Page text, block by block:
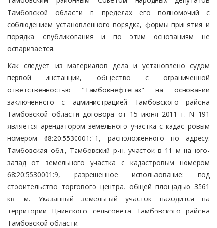
Тамбовской области в пределах его полномочий с
соблюдением установленного порядка, формы принятия и
порядка опубликования и по этим основаниям не
оспаривается.
Как следует из материалов дела и установлено судом
первой инстанции, общество с ограниченной
ответственностью "Тамбовнефтегаз" на основании
заключенного с администрацией Тамбовского района
Тамбовской области договора от 15 июня 2011 г. N 191
является арендатором земельного участка с кадастровым
номером 68:20:5530001:11, расположенного по адресу:
Тамбовская обл., Тамбовский р-н, участок в 11 м на юго-
запад от земельного участка с кадастровым номером
68:20:5530001:9, разрешенное использование: под
строительство торгового центра, общей площадью 3561
кв. м. Указанный земельный участок находится на
территории Цнинского сельсовета Тамбовского района
Тамбовской области.